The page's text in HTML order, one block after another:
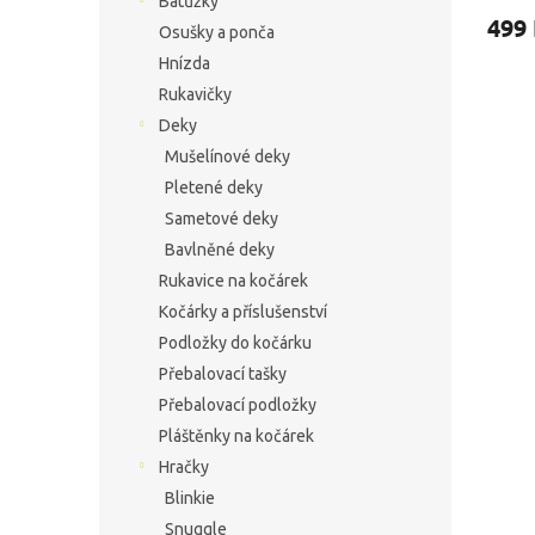
Osušky a ponča
Hnízda
Rukavičky
Deky
Mušelínové deky
Pletené deky
Sametové deky
Bavlněné deky
Rukavice na kočárek
Kočárky a příslušenství
Podložky do kočárku
Přebalovací tašky
Přebalovací podložky
Pláštěnky na kočárek
Hračky
Blinkie
Snuggle
499